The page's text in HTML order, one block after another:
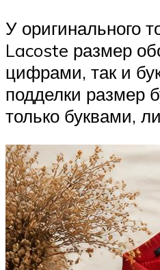
У оригинального
Lacoste размер
цифрами, так и
подделки размер
только буквами,